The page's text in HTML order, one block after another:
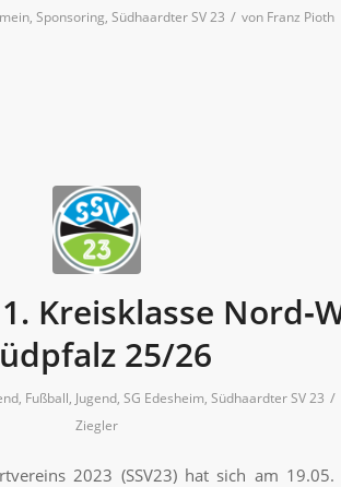
, Sponsoring, Südhaardter SV 23 / von Franz Pioth
Kreisklasse
25/26
, Fußball, Jugend, SG Edesheim, Südhaardter SV 23 /
Ziegler
2023 (SSV23) hat sich am